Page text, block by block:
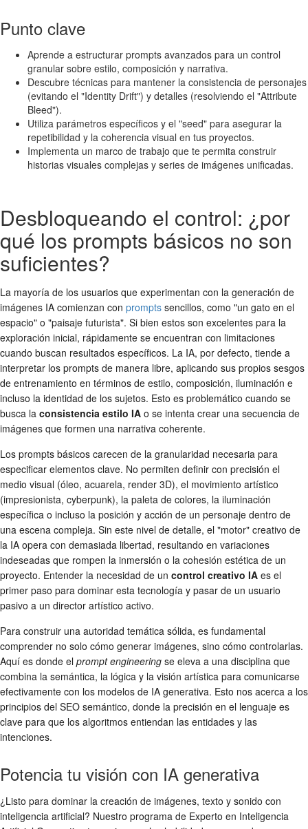
Punto clave
Aprende a estructurar prompts avanzados para un control
granular sobre estilo, composición y narrativa.
Descubre técnicas para mantener la consistencia de personajes
(evitando el "Identity Drift") y detalles (resolviendo el "Attribute
Bleed").
Utiliza parámetros específicos y el "seed" para asegurar la
repetibilidad y la coherencia visual en tus proyectos.
Implementa un marco de trabajo que te permita construir
historias visuales complejas y series de imágenes unificadas.
Desbloqueando el control: ¿por
qué los prompts básicos no son
suficientes?
La mayoría de los usuarios que experimentan con la generación de
imágenes IA comienzan con prompts sencillos, como "un gato en el
espacio" o "paisaje futurista". Si bien estos son excelentes para la
exploración inicial, rápidamente se encuentran con limitaciones
cuando buscan resultados específicos. La IA, por defecto, tiende a
interpretar los prompts de manera libre, aplicando sus propios sesgos
de entrenamiento en términos de estilo, composición, iluminación e
incluso la identidad de los sujetos. Esto es problemático cuando se
busca la consistencia estilo IA o se intenta crear una secuencia de
imágenes que formen una narrativa coherente.
Los prompts básicos carecen de la granularidad necesaria para
especificar elementos clave. No permiten definir con precisión el
medio visual (óleo, acuarela, render 3D), el movimiento artístico
(impresionista, cyberpunk), la paleta de colores, la iluminación
específica o incluso la posición y acción de un personaje dentro de
una escena compleja. Sin este nivel de detalle, el "motor" creativo de
la IA opera con demasiada libertad, resultando en variaciones
indeseadas que rompen la inmersión o la cohesión estética de un
proyecto. Entender la necesidad de un control creativo IA es el
primer paso para dominar esta tecnología y pasar de un usuario
pasivo a un director artístico activo.
Para construir una autoridad temática sólida, es fundamental
comprender no solo cómo generar imágenes, sino cómo controlarlas.
Aquí es donde el prompt engineering se eleva a una disciplina que
combina la semántica, la lógica y la visión artística para comunicarse
efectivamente con los modelos de IA generativa. Esto nos acerca a los
principios del SEO semántico, donde la precisión en el lenguaje es
clave para que los algoritmos entiendan las entidades y las
intenciones.
Potencia tu visión con IA generativa
¿Listo para dominar la creación de imágenes, texto y sonido con
inteligencia artificial? Nuestro programa de Experto en Inteligencia